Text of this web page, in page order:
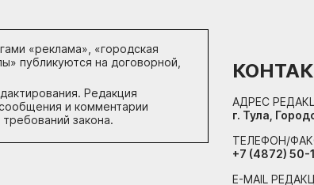
«реклама», «городская
публикуются на договорной,
Редакция
и комментарии
закона.
АДРЕС
г. Тула,
ТЕЛЕФОН/
+7 (4872) 50-
E-MAIL